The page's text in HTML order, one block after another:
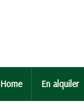
Home En alquiler